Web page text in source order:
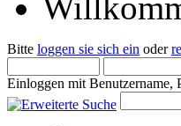
Bitte loggen sie sich ein oder
Einloggen mit Benutzername,